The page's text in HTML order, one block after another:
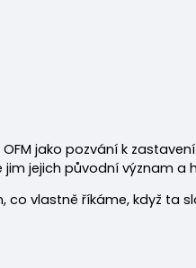
jako pozvání k
jejich původní význam a
vlastně říkáme, když ta